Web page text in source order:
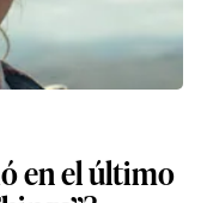
en el último